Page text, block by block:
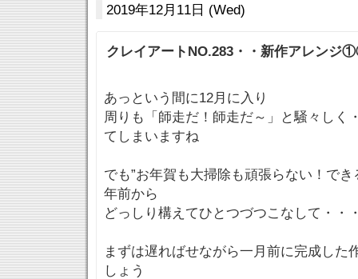
2019年12月11日 (Wed)
クレイアートNO.283・・新作アレンジ
あっという間に12月に入り
周りも「師走だ！師走だ～」と騒々しく
てしまいますね
でも”お年賀も大掃除も頑張らない！で
年前から
どっしり構えてひとつづつこなして・・
まずは遅ればせながら一月前に完成した
しょう